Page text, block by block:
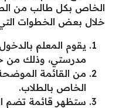
الخاص بكل طالب من
خلال بعض الخطوات
يقوم المعلم
مدرستي، وذلك من
من القائمة الموضحة
الخاص بالطلاب.
ستظهر قائمة تضم